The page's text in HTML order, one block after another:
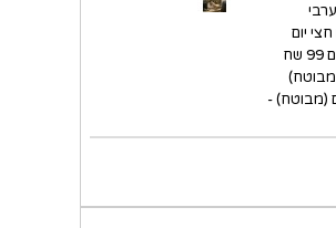
יום
עסקים) - הזמנות עד סכום 99 שח
מבוטח)
(מבוטח) -